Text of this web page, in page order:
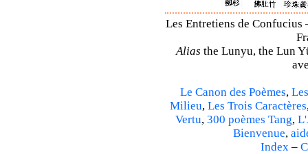
Les Entretiens de
Alias the Lunyu, the Lun
Le Canon des Poèmes,
Milieu, Les Trois Caractères
Vertu, 300 poèmes Tang,
Bienvenue,
Index –